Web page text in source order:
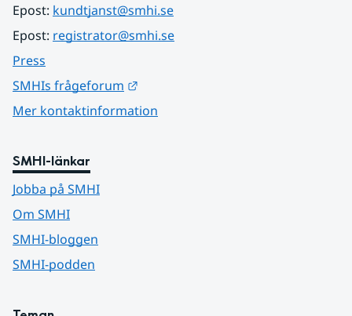
Epost: kundtjanst@smhi.se
Epost: registrator@smhi.se
Press
SMHIs frågeforum
Mer kontaktinformation
SMHI-länkar
Jobba på SMHI
Om SMHI
SMHI-bloggen
SMHI-podden